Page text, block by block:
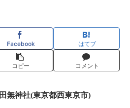
Facebook はてブ
コピー コメント
田無神社(東京都西東京市)